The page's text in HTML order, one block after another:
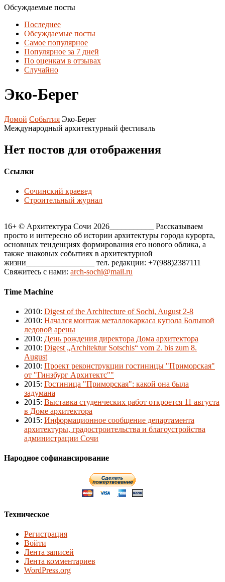
Обсуждаемые посты
Последнее
Обсуждаемые посты
Самое популярное
Популярное за 7 дней
По оценкам в отзывах
Случайно
Эко-Берег
Домой События Эко-Берег
Международный архитектурный фестиваль
Нет постов для отображения
Ссылки
Сочинский краевед
Строительный журнал
16+ © Архитектура Сочи 2026___________ Рассказываем
просто и интересно об истории архитектуры города курорта,
основных тенденциях формирования его нового облика, а
также знаковых событиях в архитектурной
жизни_________________ тел. редакции: +7(988)2387111
Свяжитесь с нами: arch-sochi@mail.ru
Time Machine
2010: Digest of the Architecture of Sochi, August 2-8
2010: Начался монтаж металлокаркаса купола Большой
ледовой арены
2010: День рождения директора Дома архитектора
2010: Digest „Architektur Sotschis“ vom 2. bis zum 8.
August
2010: Проект реконструкции гостиницы "Приморская"
от "Гинзбург Архитектс""
2015: Гостиница "Приморская": какой она была
задумана
2015: Выставка студенческих работ откроется 11 августа
в Доме архитектора
2015: Информационное сообщение департамента
архитектуры, градостроительства и благоустройства
администрации Сочи
Народное софинансирование
Техническое
Регистрация
Войти
Лента записей
Лента комментариев
WordPress.org